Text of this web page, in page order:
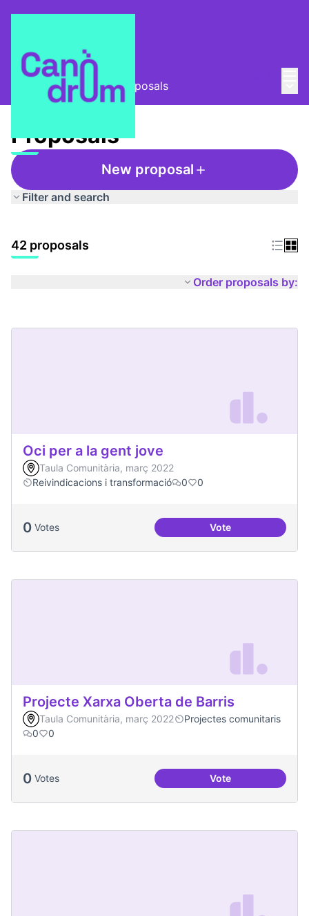
Taula Comunitària / Proposals
Proposals
New proposal
Filter and search
42 proposals
Order proposals by:
Oci per a la gent jove
Taula Comunitària, març 2022
Reivindicacions i transformació
0 0
0 Votes VoteOci per a la gent
Projecte Xarxa Oberta de Barris
Taula Comunitària, març 2022
Projectes comunitaris
0
0
0 Votes VoteProjecte Xarxa